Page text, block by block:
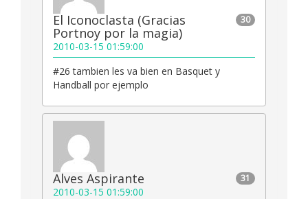
30
El Iconoclasta (Gracias
Portnoy por la magia)
2010-03-15 01:59:00
#26 tambien les va bien en Basquet y
Handball por ejemplo
31
Alves Aspirante
2010-03-15 01:59:00